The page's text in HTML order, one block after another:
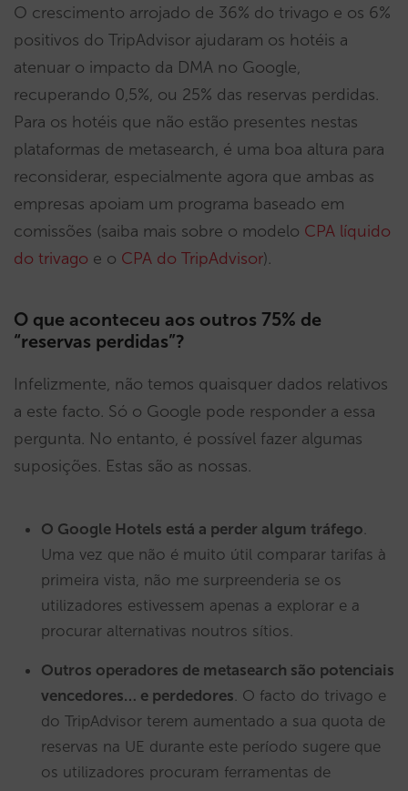
O crescimento arrojado de 36% do trivago e os 6%
positivos do TripAdvisor ajudaram os hotéis a
atenuar o impacto da DMA no Google,
recuperando 0,5%, ou 25% das reservas perdidas.
Para os hotéis que não estão presentes nestas
plataformas de metasearch, é uma boa altura para
reconsiderar, especialmente agora que ambas as
empresas apoiam um programa baseado em
comissões (saiba mais sobre o modelo CPA líquido
do trivago e o CPA do TripAdvisor).
O que aconteceu aos outros 75% de
“reservas perdidas”?
Infelizmente, não temos quaisquer dados relativos
a este facto. Só o Google pode responder a essa
pergunta. No entanto, é possível fazer algumas
suposições. Estas são as nossas.
O Google Hotels está a perder algum tráfego
Uma vez que não é muito útil comparar tarifas à
primeira vista, não me surpreenderia se os
utilizadores estivessem apenas a explorar e a
procurar alternativas noutros sítios.
Outros operadores de metasearch são potenciais
vencedores… e perdedores . O facto do trivago e
do TripAdvisor terem aumentado a sua quota de
reservas na UE durante este período sugere que
os utilizadores procuram ferramentas de